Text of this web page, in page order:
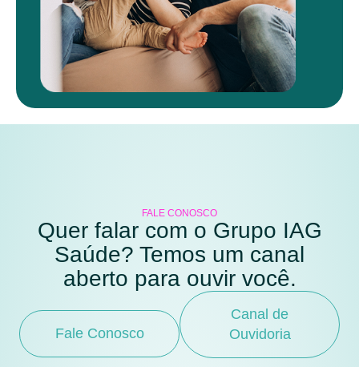
FALE CONOSCO
Quer falar com o Grupo IAG
Saúde? Temos um canal
aberto para ouvir você.
Fale Conosco
Canal de
Ouvidoria